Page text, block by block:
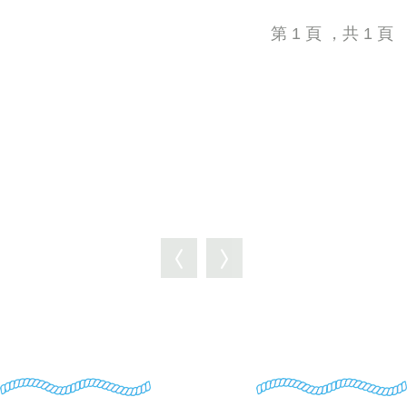
第 1 頁 ，共 1 頁